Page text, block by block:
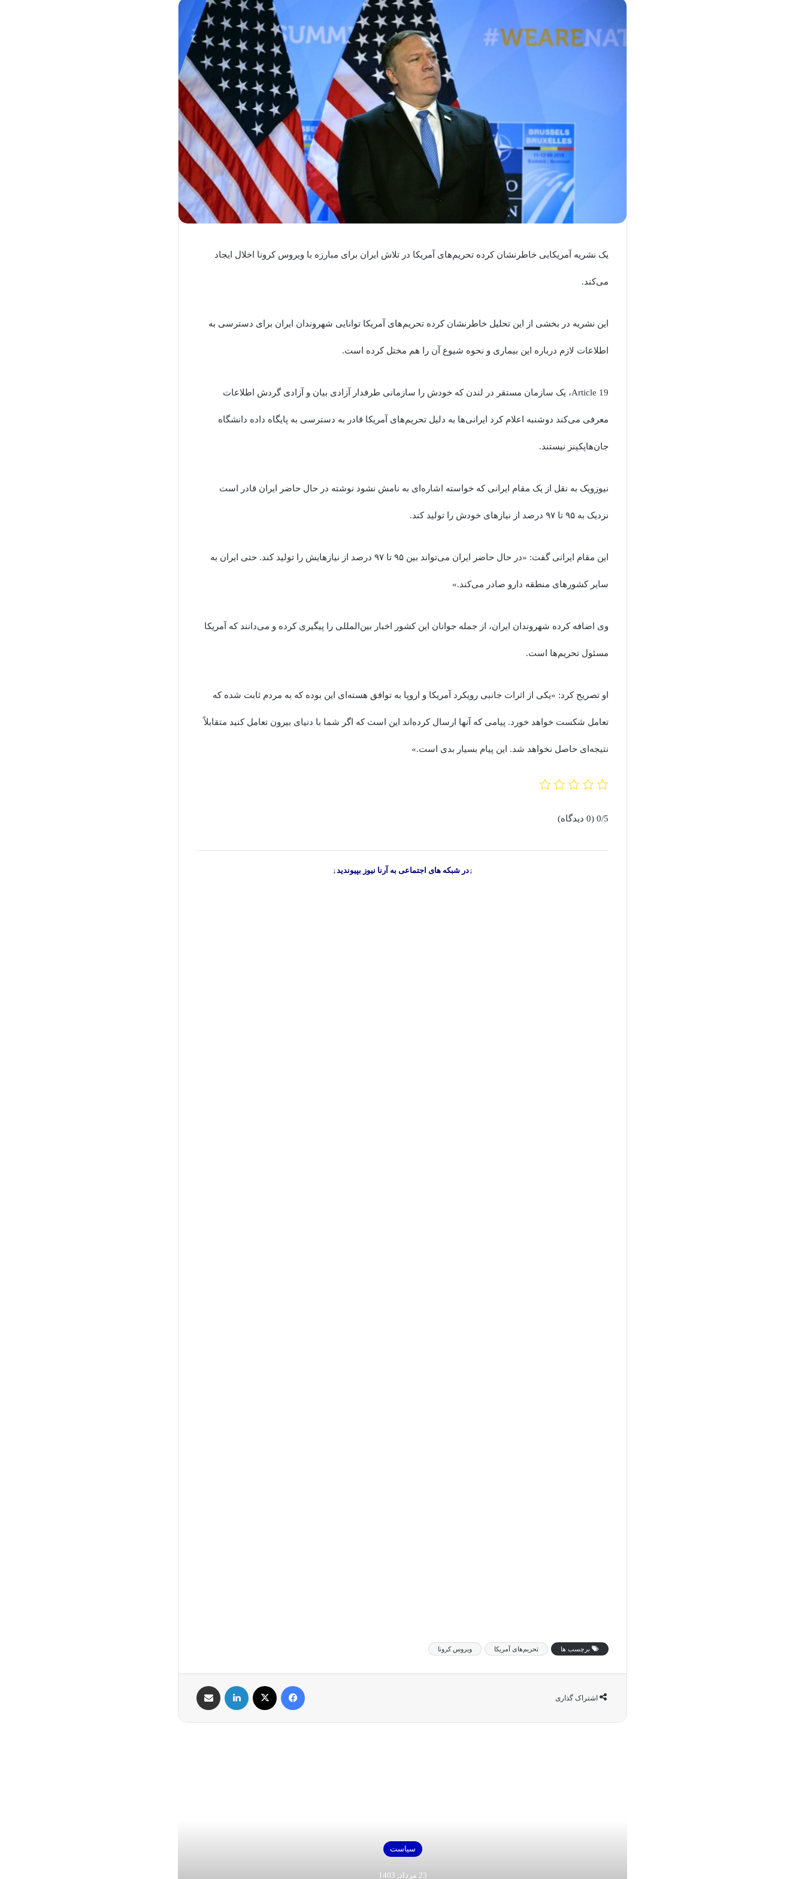
یک نشریه آمریکایی خاطرنشان کرده تحریم‌های آمریکا در تلاش ایران برای مبارزه با ویروس کرونا اخلال ایجاد
می‌کند.
این نشریه در بخشی از این تحلیل خاطرنشان کرده تحریم‌های آمریکا توانایی شهروندان ایران برای دسترسی به
اطلاعات لازم درباره این بیماری و نحوه شیوع آن را هم مختل کرده است.
Article 19، یک سازمان مستقر در لندن که خودش را سازمانی طرفدار آزادی بیان و آزادی گردش اطلاعات
معرفی می‌کند دوشنبه اعلام کرد ایرانی‌ها به دلیل تحریم‌های آمریکا قادر به دسترسی به پایگاه داده دانشگاه
جان‌هاپکینز نیستند.
نیوزویک به نقل از یک مقام ایرانی که خواسته اشاره‌ای به نامش نشود نوشته در حال حاضر ایران قادر است
نزدیک به ۹۵ تا ۹۷ درصد از نیازهای خودش را تولید کند.
این مقام ایرانی گفت: «در حال حاضر ایران می‌تواند بین ۹۵ تا ۹۷ درصد از نیازهایش را تولید کند. حتی ایران به
سایر کشورهای منطقه دارو صادر می‌کند.»
وی اضافه کرده شهروندان ایران، از جمله جوانان این کشور اخبار بین‌المللی را پیگیری کرده و می‌دانند که آمریکا
مسئول تحریم‌ها است.
او تصریح کرد: «یکی از اثرات جانبی رویکرد آمریکا و اروپا به توافق هسته‌ای این بوده که به مردم ثابت شده که
تعامل شکست خواهد خورد. پیامی که آنها ارسال کرده‌اند این است که اگر شما با دنیای بیرون تعامل کنید متقابلاً
نتیجه‌ای حاصل نخواهد شد. این پیام بسیار بدی است.»
0/5 (0 دیدگاه)
↓در شبکه های اجتماعی به آرنا نیوز بپیوندید↓
برچسب ها تحریم‌های آمریکا ویروس کرونا
اشتراک گذاری
سیاست
23 مرداد, 1403